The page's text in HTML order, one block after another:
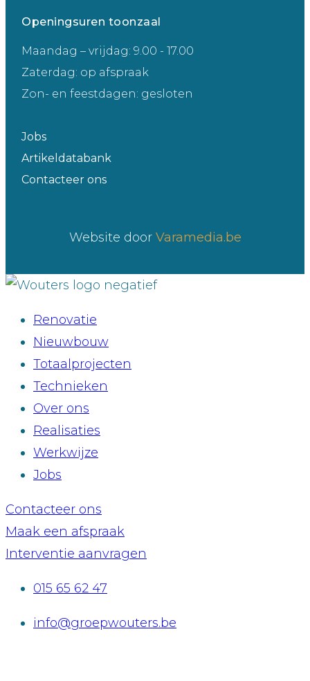
Openingsuren toonzaal
Maandag – vrijdag: 9.00 - 17.00
Zaterdag: op afspraak
Zon- en feestdagen: gesloten
Jobs
Artikeldatabank
Contacteer ons
Website door Varamedia.be
Renovatie
Nieuwbouw
Totaalprojecten
Technieken
Over ons
Realisaties
Werkwijze
Jobs
Contacteer ons
Maak een afspraak
Interventie aanvragen
015 65 62 47
info@groepwouters.be